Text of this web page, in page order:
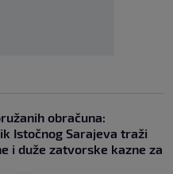
obračuna:
Istočnog Sarajeva traži
i duže zatvorske kazne za